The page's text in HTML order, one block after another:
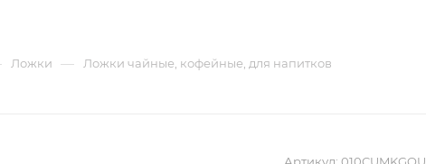
Ложки — Ложки чайные, кофейные, для напитков